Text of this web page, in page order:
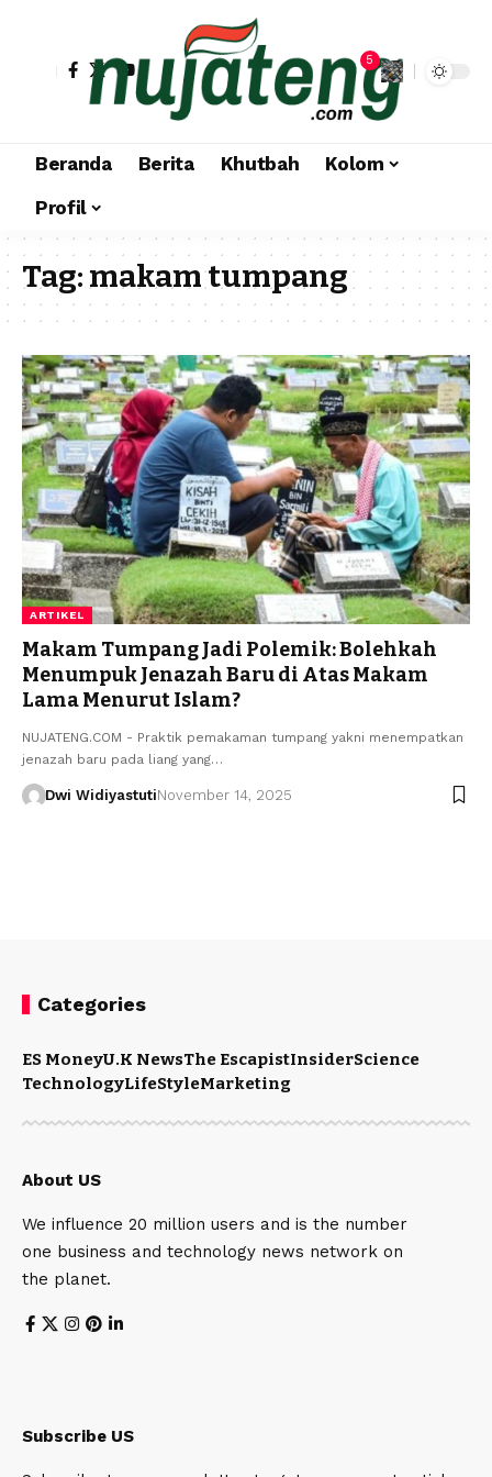
5
Beranda Berita Khutbah
Kolom
Profil
Tag:makam tumpang
ARTIKEL
Makam Tumpang Jadi Polemik: Bolehkah
Menumpuk Jenazah Baru di Atas Makam
Lama Menurut Islam?
NUJATENG.COM - Praktik pemakaman tumpang yakni menempatkan
jenazah baru pada liang yang…
Dwi WidiyastutiNovember 14, 2025
Categories
ES MoneyU.K NewsThe EscapistInsiderScience
TechnologyLifeStyleMarketing
About US
We influence 20 million users and is the number
one business and technology news network on
the planet.
Subscribe US